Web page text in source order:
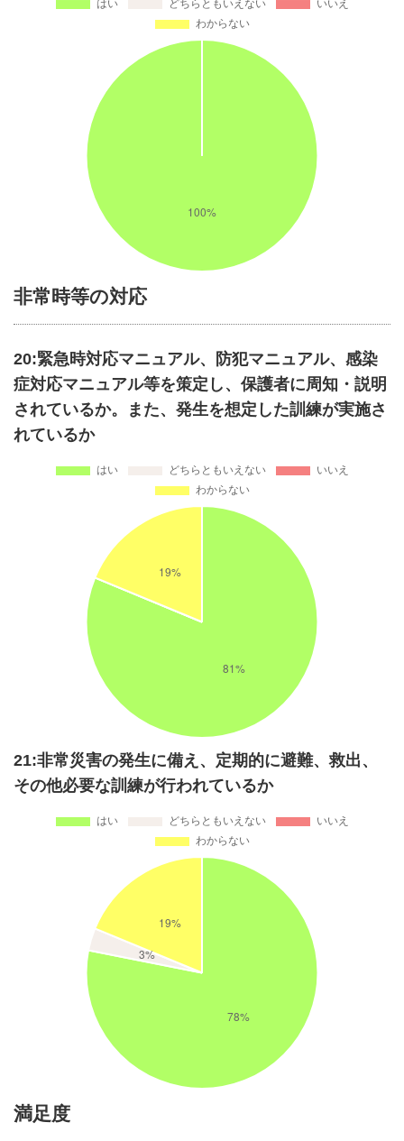
非常時等の対応
20:緊急時対応マニュアル、防犯マニュアル、感染
症対応マニュアル等を策定し、保護者に周知・説明
されているか。また、発生を想定した訓練が実施さ
れているか
21:非常災害の発生に備え、定期的に避難、救出、
その他必要な訓練が行われているか
満足度